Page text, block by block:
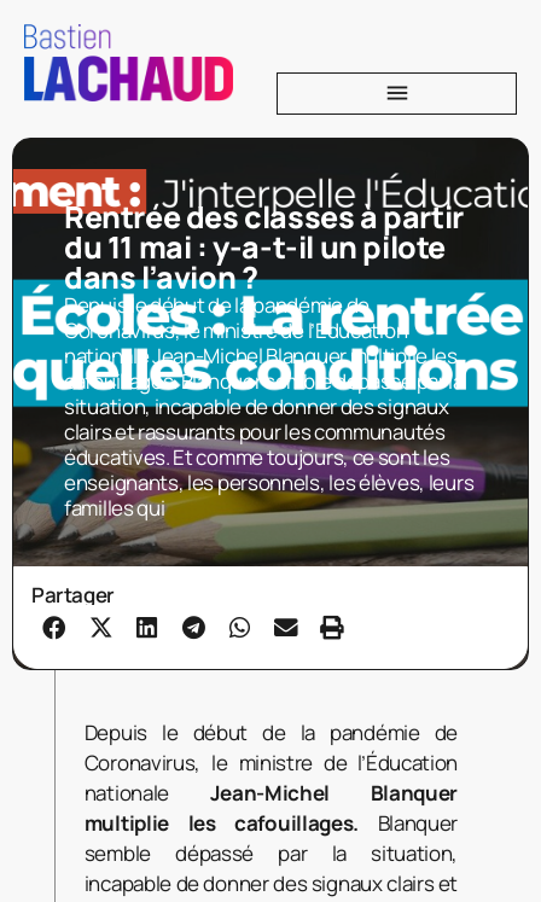
Rentrée des classes à partir
du 11 mai : y-a-t-il un pilote
dans l’avion ?
Depuis le début de la pandémie de
Coronavirus, le ministre de l’Éducation
nationale Jean-Michel Blanquer multiplie les
cafouillages. Blanquer semble dépassé par la
situation, incapable de donner des signaux
clairs et rassurants pour les communautés
éducatives. Et comme toujours, ce sont les
enseignants, les personnels, les élèves, leurs
familles qui
Partager
Depuis le début de la pandémie de
Coronavirus, le ministre de l’Éducation
nationale Jean-Michel Blanquer
multiplie les cafouillages. Blanquer
semble dépassé par la situation,
incapable de donner des signaux clairs et